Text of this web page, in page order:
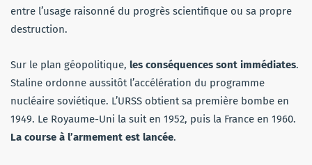
entre l’usage raisonné du progrès scientifique ou sa propre
destruction.
Sur le plan géopolitique, les conséquences sont immédiates.
Staline ordonne aussitôt l’accélération du programme
nucléaire soviétique. L’URSS obtient sa première bombe en
1949. Le Royaume-Uni la suit en 1952, puis la France en 1960.
La course à l’armement est lancée.